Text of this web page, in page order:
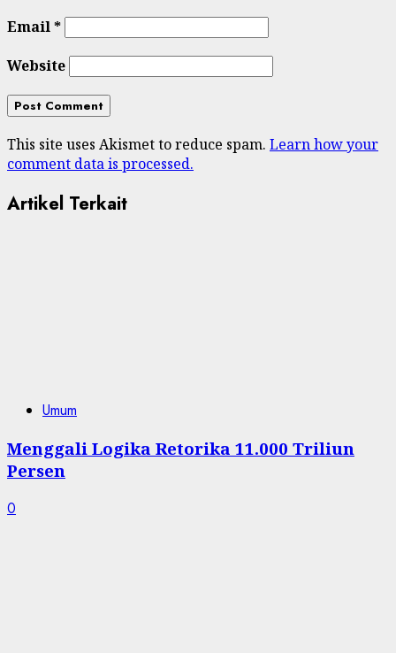
Email*
Website
This site uses Akismet to reduce spam. Learn how your
comment data is processed.
Artikel Terkait
Umum
Menggali Logika Retorika 11.000 Triliun
Persen
0